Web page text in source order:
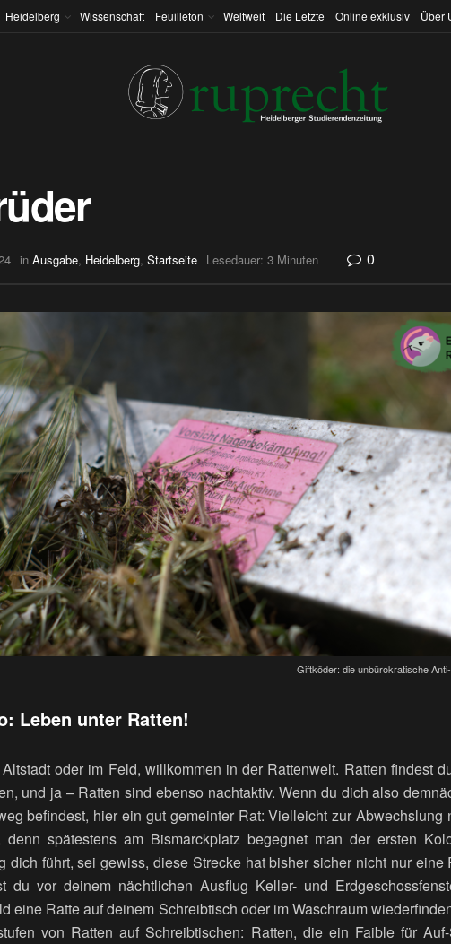
Heidelberg Wissenschaft Feuilleton Weltweit Die Letzte Online exklusiv Über
in Ausgabe, Heidelberg, Startseite Lesedauer: 3 Minuten 0
Giftköder: die unbürokratische
Leben unter Ratten!
oder im Feld, willkommen in der Rattenwelt. Ratten findest
und ja – Ratten sind ebenso nachtaktiv.Wenn du dich also
befindest, hier ein gut gemeinter Rat: Vielleicht zur Abwechslung
denn spätestens am Bismarckplatz begegnet man der ersten
dich führt, sei gewiss, diese Strecke hat bisher sicher nicht nur eine
du vor deinem nächtlichen Ausflug Keller- und
eine Ratte auf deinem Schreibtisch oder im Waschraum
von Ratten auf Schreibtischen: Ratten, die ein Faible für